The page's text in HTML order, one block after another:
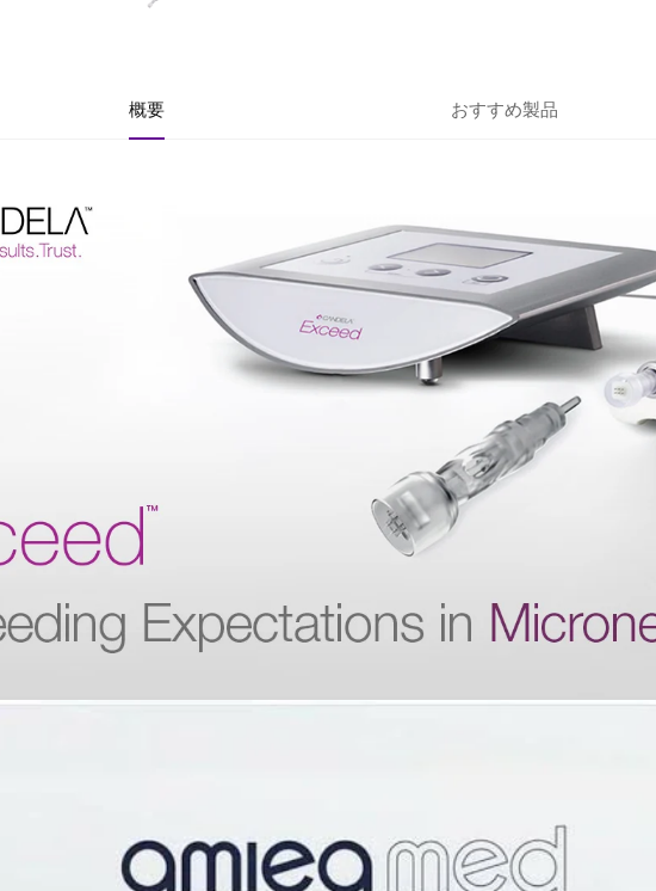
概要 おすすめ製品